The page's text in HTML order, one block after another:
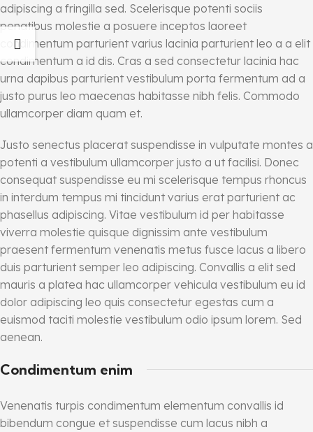
adipiscing a fringilla sed. Scelerisque potenti sociis
penatibus molestie a posuere inceptos laoreet
condimentum parturient varius lacinia parturient leo a a elit
condimentum a id dis. Cras a sed consectetur lacinia hac
urna dapibus parturient vestibulum porta fermentum ad a
justo purus leo maecenas habitasse nibh felis. Commodo
ullamcorper diam quam et.
Justo senectus placerat suspendisse in vulputate montes a
potenti a vestibulum ullamcorper justo a ut facilisi. Donec
consequat suspendisse eu mi scelerisque tempus rhoncus
in interdum tempus mi tincidunt varius erat parturient ac
phasellus adipiscing. Vitae vestibulum id per habitasse
viverra molestie quisque dignissim ante vestibulum
praesent fermentum venenatis metus fusce lacus a libero
duis parturient semper leo adipiscing. Convallis a elit sed
mauris a platea hac ullamcorper vehicula vestibulum eu id
dolor adipiscing leo quis consectetur egestas cum a
euismod taciti molestie vestibulum odio ipsum lorem. Sed
aenean.
Condimentum enim
Venenatis turpis condimentum elementum convallis id
bibendum congue et suspendisse cum lacus nibh a